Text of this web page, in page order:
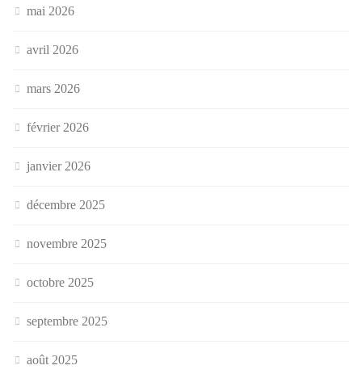
mai 2026
avril 2026
mars 2026
février 2026
janvier 2026
décembre 2025
novembre 2025
octobre 2025
septembre 2025
août 2025